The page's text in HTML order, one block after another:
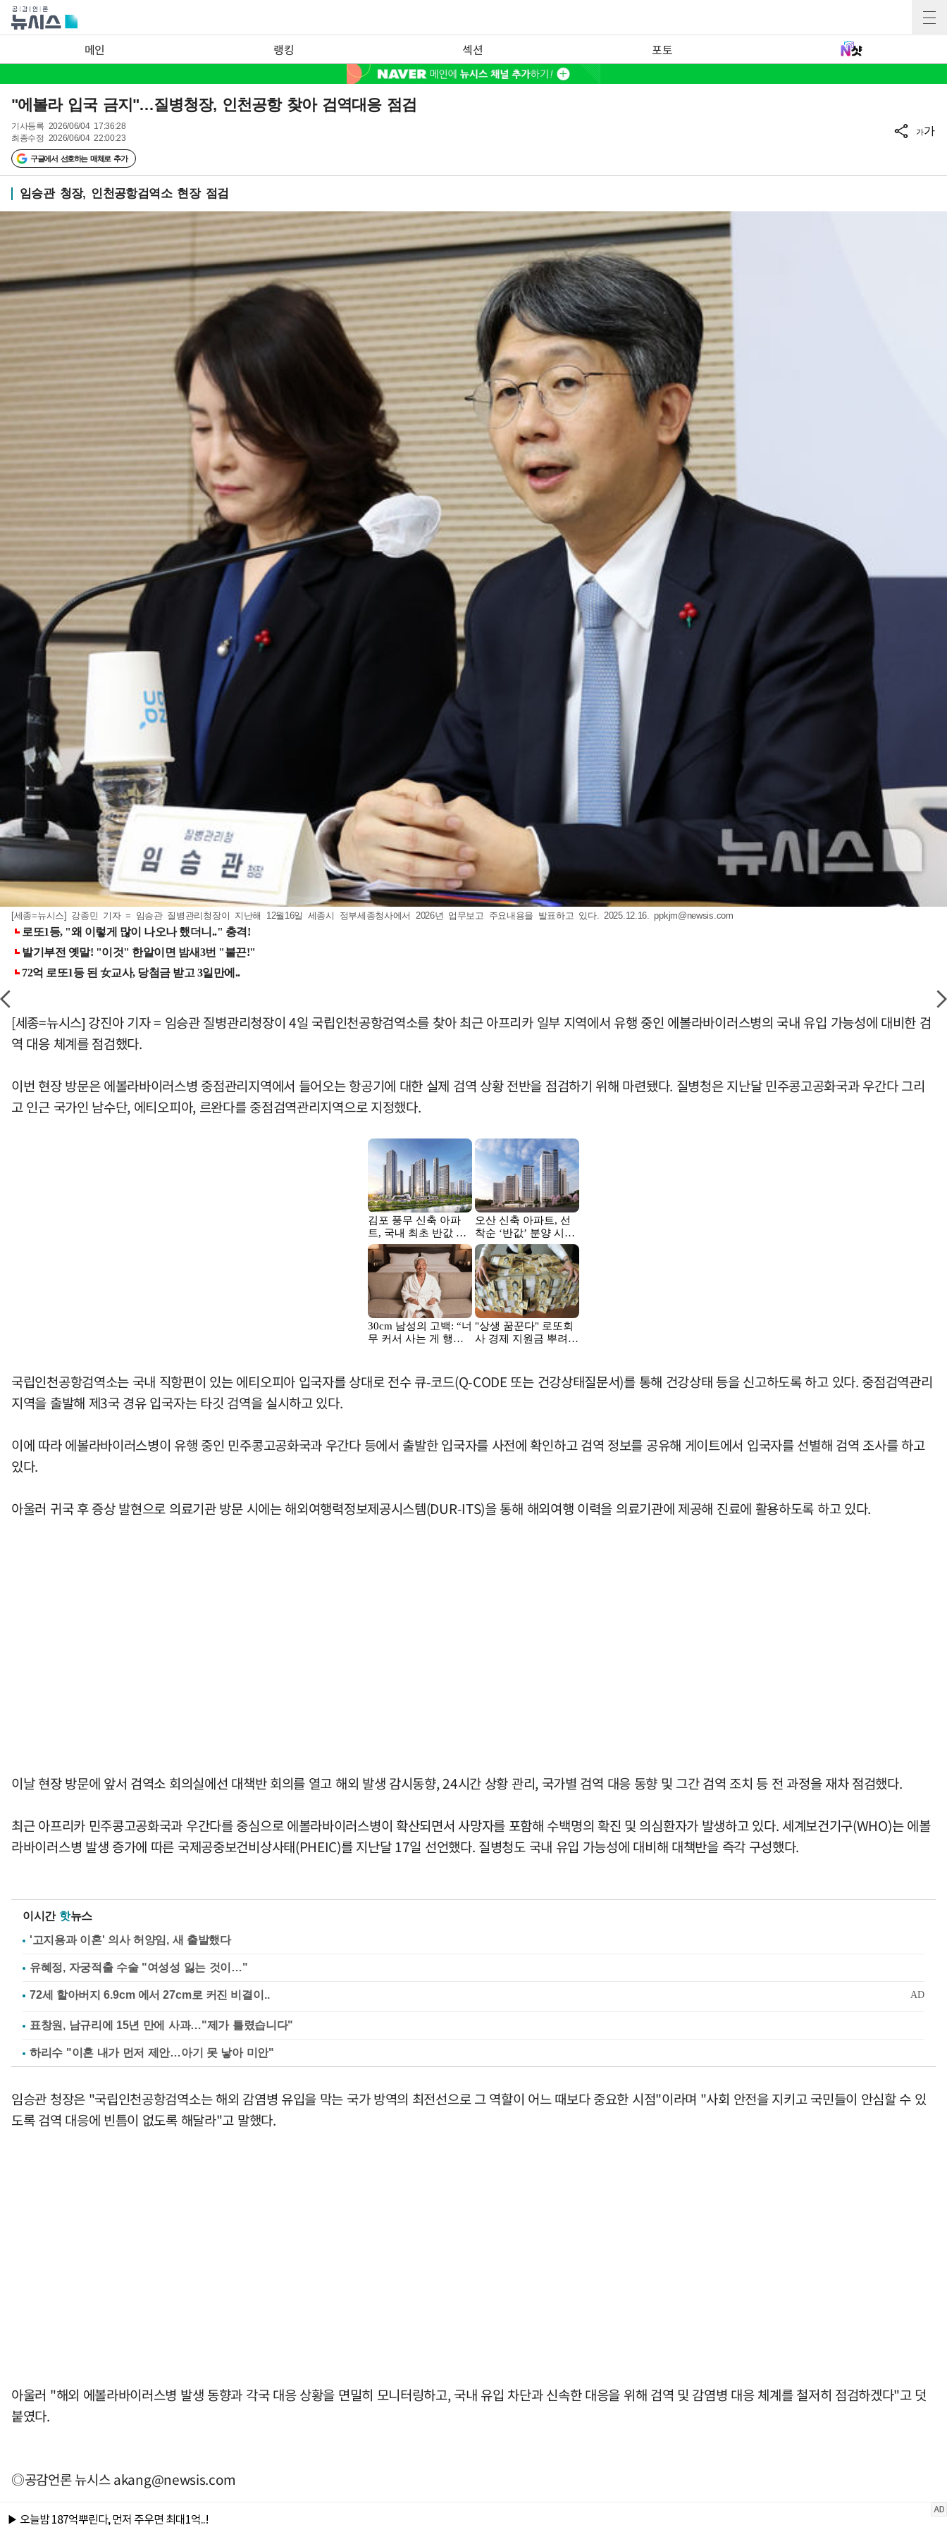
메인 랭킹 섹션 포토
"에볼라 입국 금지"…질병청장, 인천공항 찾아 검역대응 점검
기사등록 2026/06/04 17:36:28
최종수정 2026/06/04 22:00:23
구글에서 선호하는 매체로 추가
가가
임승관 청장, 인천공항검역소 현장 점검
[세종=뉴시스] 강종민 기자 = 임승관 질병관리청장이 지난해 12월16일 세종시 정부세종청사에서 2026년 업무보고 주요내용을 발표하고 있다. 2025.12.16.ppkjm@newsis.com
[세종=뉴시스] 강진아 기자 = 임승관 질병관리청장이 4일 국립인천공항검역소를 찾아 최근 아프리카 일부 지역에서 유행 중인 에볼라바이러스병의 국내 유입 가능성에 대비한 검
역 대응 체계를 점검했다.
이번 현장 방문은 에볼라바이러스병 중점관리지역에서 들어오는 항공기에 대한 실제 검역 상황 전반을 점검하기 위해 마련됐다. 질병청은 지난달 민주콩고공화국과 우간다 그리
고 인근 국가인 남수단, 에티오피아, 르완다를 중점검역관리지역으로 지정했다.
국립인천공항검역소는 국내 직항편이 있는 에티오피아 입국자를 상대로 전수 큐-코드(Q-CODE 또는 건강상태질문서)를 통해 건강상태 등을 신고하도록 하고 있다. 중점검역관리
지역을 출발해 제3국 경유 입국자는 타깃 검역을 실시하고 있다.
이에 따라 에볼라바이러스병이 유행 중인 민주콩고공화국과 우간다 등에서 출발한 입국자를 사전에 확인하고 검역 정보를 공유해 게이트에서 입국자를 선별해 검역 조사를 하고
있다.
아울러 귀국 후 증상 발현으로 의료기관 방문 시에는 해외여행력정보제공시스템(DUR-ITS)을 통해 해외여행 이력을 의료기관에 제공해 진료에 활용하도록 하고 있다.
이날 현장 방문에 앞서 검역소 회의실에선 대책반 회의를 열고 해외 발생 감시동향, 24시간 상황 관리, 국가별 검역 대응 동향 및 그간 검역 조치 등 전 과정을 재차 점검했다.
최근 아프리카 민주콩고공화국과 우간다를 중심으로 에볼라바이러스병이 확산되면서 사망자를 포함해 수백명의 확진 및 의심환자가 발생하고 있다. 세계보건기구(WHO)는 에볼
라바이러스병 발생 증가에 따른 국제공중보건비상사태(PHEIC)를 지난달 17일 선언했다. 질병청도 국내 유입 가능성에 대비해 대책반을 즉각 구성했다.
이시간 핫뉴스
'고지용과 이혼' 의사 허양임, 새 출발했다
유혜정, 자궁적출 수술 "여성성 잃는 것이…"
표창원, 남규리에 15년 만에 사과…"제가 틀렸습니다"
하리수 "이혼 내가 먼저 제안…아기 못 낳아 미안"
임승관 청장은 "국립인천공항검역소는 해외 감염병 유입을 막는 국가 방역의 최전선으로 그 역할이 어느 때보다 중요한 시점"이라며 "사회 안전을 지키고 국민들이 안심할 수 있
도록 검역 대응에 빈틈이 없도록 해달라"고 말했다.
아울러 "해외 에볼라바이러스병 발생 동향과 각국 대응 상황을 면밀히 모니터링하고, 국내 유입 차단과 신속한 대응을 위해 검역 및 감염병 대응 체계를 철저히 점검하겠다"고 덧
붙였다.
◎공감언론 뉴시스akang@newsis.com